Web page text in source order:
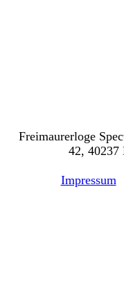
Freimaurerloge
42, 40237
Impressum